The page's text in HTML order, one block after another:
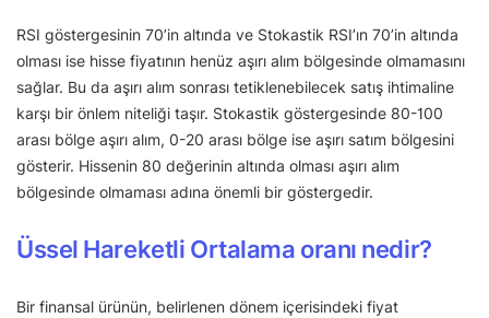
RSI göstergesinin 70’in altında ve Stokastik RSI’ın 70’in altında
olması ise hisse fiyatının henüz aşırı alım bölgesinde olmamasını
sağlar. Bu da aşırı alım sonrası tetiklenebilecek satış ihtimaline
karşı bir önlem niteliği taşır. Stokastik göstergesinde 80-100
arası bölge aşırı alım, 0-20 arası bölge ise aşırı satım bölgesini
gösterir. Hissenin 80 değerinin altında olması aşırı alım
bölgesinde olmaması adına önemli bir göstergedir.
Üssel Hareketli Ortalama oranı nedir?
Bir finansal ürünün, belirlenen dönem içerisindeki fiyat